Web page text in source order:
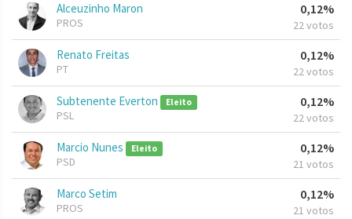
Alceuzinho Maron
PROS
0,12%
22 votos
Renato Freitas
PT
0,12%
22 votos
Subtenente Everton Eleito
PSL
0,12%
22 votos
Marcio Nunes Eleito
PSD
0,12%
21 votos
Marco Setim
PROS
0,12%
21 votos